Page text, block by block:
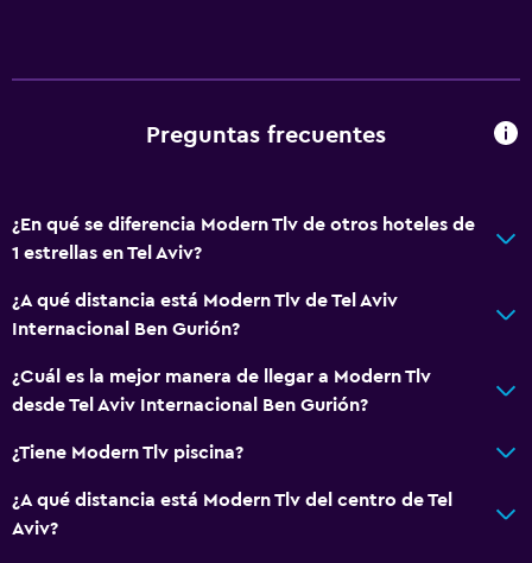
Preguntas frecuentes
¿En qué se diferencia Modern Tlv de otros hoteles de
1 estrellas en Tel Aviv?
¿A qué distancia está Modern Tlv de Tel Aviv
Internacional Ben Gurión?
¿Cuál es la mejor manera de llegar a Modern Tlv
desde Tel Aviv Internacional Ben Gurión?
¿Tiene Modern Tlv piscina?
¿A qué distancia está Modern Tlv del centro de Tel
Aviv?